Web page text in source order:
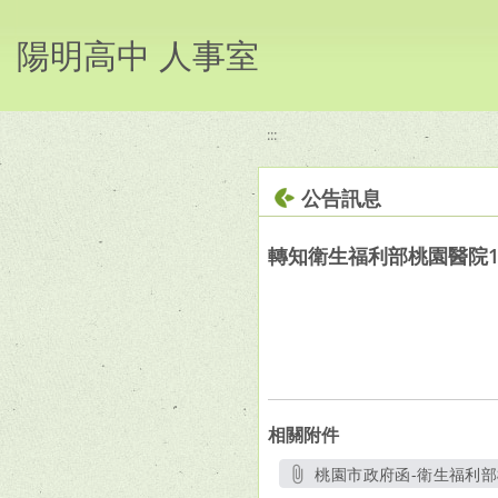
陽明高中 人事室
:::
公告訊息
轉知衛生福利部桃園醫院
相關附件
桃園市政府函-衛生福利